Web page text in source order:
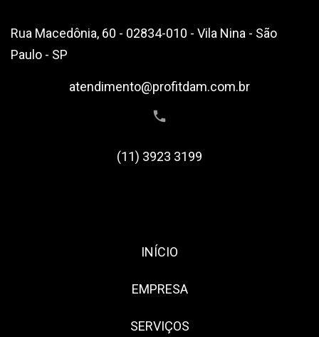
Rua Macedônia, 60 - 02834-010 - Vila Nina - São
Paulo - SP
atendimento@profitdam.com.br
(11) 3923 3199
INÍCIO
EMPRESA
SERVIÇOS